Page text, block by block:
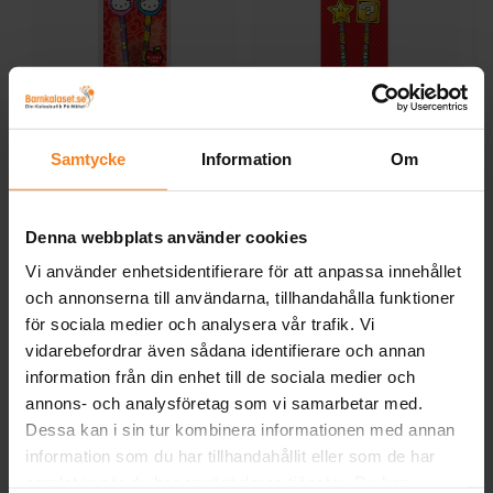
Samtycke Information Om
Denna webbplats använder cookies
Vi använder enhetsidentifierare för att anpassa innehållet
och annonserna till användarna, tillhandahålla funktioner
för sociala medier och analysera vår trafik. Vi
vidarebefordrar även sådana identifierare och annan
information från din enhet till de sociala medier och
annons- och analysföretag som vi samarbetar med.
Dessa kan i sin tur kombinera informationen med annan
information som du har tillhandahållit eller som de har
Hello Kitty -
Blyertspennor med
Pris:59,00 kr
59,00 kr
Blyertspennor med
Pris
KÖP
Andra köpte även